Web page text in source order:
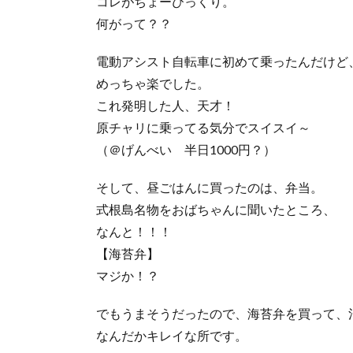
何がって？？
電動アシスト自転車に初めて乗ったんだけど、
めっちゃ楽でした。
これ発明した人、天才！
原チャリに乗ってる気分でスイスイ～
（＠げんべい 半日1000円？）
そして、昼ごはんに買ったのは、弁当。
式根島名物をおばちゃんに聞いたところ、
なんと！！！
【海苔弁】
マジか！？
でもうまそうだったので、海苔弁を買って、
なんだかキレイな所です。